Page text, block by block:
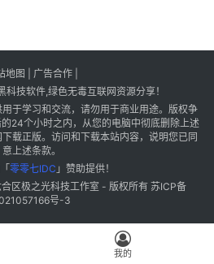
地图 广告合作|
技软件,绿色无毒互联网资源分享！
于学习和交流，请勿用于商业用途。版权争
24个小时之内，从您的电脑中彻底删除上述
载正版。访问和下载本站内容，说明您已同
意上述条款。
零零七IDC 」赞助提供！
区极之光科技工作室 - 版权所有 苏ICP备
号-3
我的